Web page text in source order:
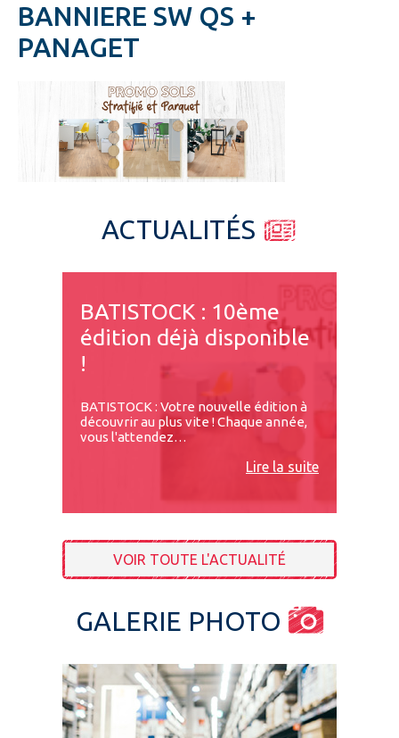
Catalogues produits
BANNIERE SW QS +
PANAGET
ACTUALITÉS
BATISTOCK : 10ème
édition déjà disponible
!
BATISTOCK : Votre nouvelle édition à
découvrir au plus vite ! Chaque année,
vous l'attendez…
Lire la suite
VOIR TOUTE L'ACTUALITÉ
GALERIE PHOTO